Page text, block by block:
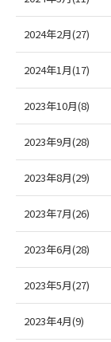
2024年2月(27)
2024年1月(17)
2023年10月(8)
2023年9月(28)
2023年8月(29)
2023年7月(26)
2023年6月(28)
2023年5月(27)
2023年4月(9)